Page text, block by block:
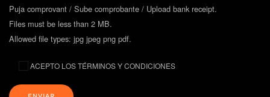
Puja comprovant / Sube comprobante / Upload bank receipt.
Files must be less than 2 MB.
Allowed file types: jpg jpeg png pdf.
ACEPTO LOS TÉRMINOS Y CONDICIONES